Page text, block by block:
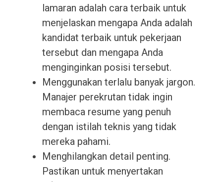
lamaran adalah cara terbaik untuk
menjelaskan mengapa Anda adalah
kandidat terbaik untuk pekerjaan
tersebut dan mengapa Anda
menginginkan posisi tersebut.
Menggunakan terlalu banyak jargon.
Manajer perekrutan tidak ingin
membaca resume yang penuh
dengan istilah teknis yang tidak
mereka pahami.
Menghilangkan detail penting.
Pastikan untuk menyertakan